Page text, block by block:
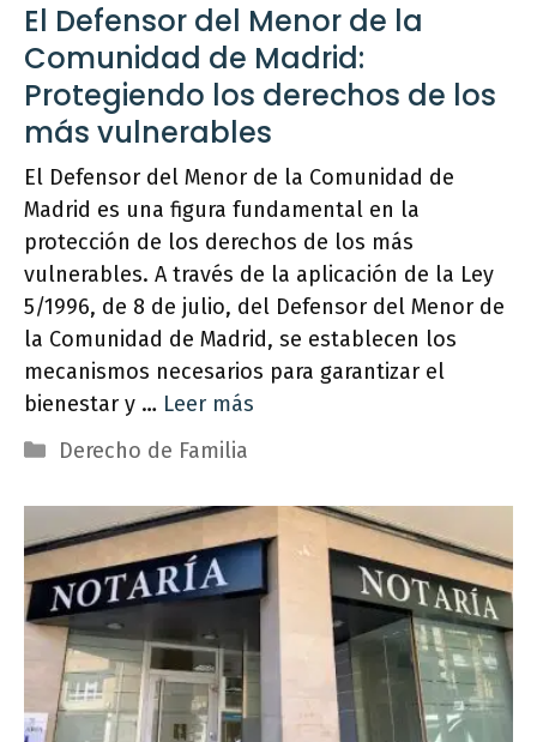
El Defensor del Menor de la
Comunidad de Madrid:
Protegiendo los derechos de los
más vulnerables
El Defensor del Menor de la Comunidad de
Madrid es una figura fundamental en la
protección de los derechos de los más
vulnerables. A través de la aplicación de la Ley
5/1996, de 8 de julio, del Defensor del Menor de
la Comunidad de Madrid, se establecen los
mecanismos necesarios para garantizar el
bienestar y … Leer más
Categorías
Derecho de Familia